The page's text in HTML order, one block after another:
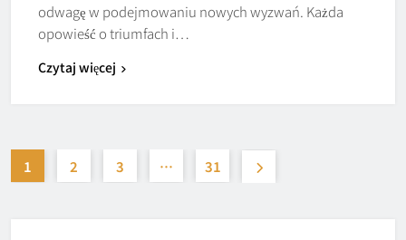
odwagę w podejmowaniu nowych wyzwań. Każda
opowieść o triumfach i…
Czytaj więcej
1 2 3 … 31